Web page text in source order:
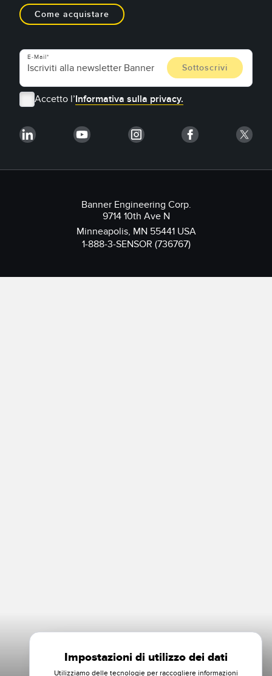
Come acquistare
E-Mail
Accetto l’Informativa sulla privacy.
Banner Engineering Corp.
9714 10th Ave N
Minneapolis, MN 55441 USA
1-888-3-SENSOR (736767)
Impostazioni di utilizzo dei dati
Utilizziamo delle tecnologie per raccogliere informazioni